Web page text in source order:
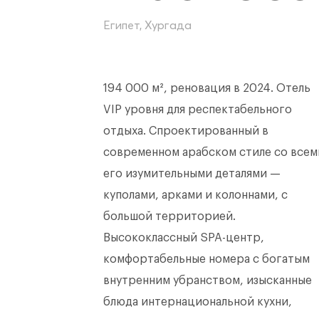
Египет, Хургада
194 000 м², реновация в 2024. Отель
VIP уровня для респектабельного
отдыха. Спроектированный в
современном арабском стиле со
его изумительными деталями —
куполами, арками и колоннами, с
большой территорией.
Высококлассный SPA-центр,
комфортабельные номера с богатым
внутренним убранством, изысканные
блюда интернациональной кухни,